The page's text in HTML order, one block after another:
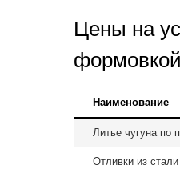
Цены на
Наименование
Литье чугуна по
Отливки из стали